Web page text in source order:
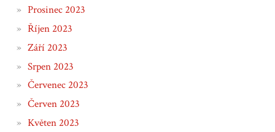
Prosinec 2023
Říjen 2023
Září 2023
Srpen 2023
Červenec 2023
Červen 2023
Květen 2023